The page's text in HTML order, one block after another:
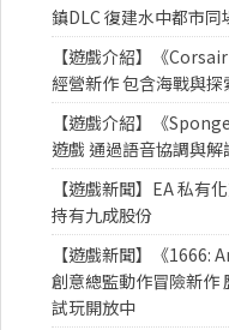
鎮DLC 復建水中都市
【遊戲介紹】《
經營新作 包含海戰與
【遊戲介紹】《
遊戲 通過語音協調與
【遊戲新聞】EA 私有
持有九成股份
【遊戲新聞】《1666:
創意總監動作冒險新作
試玩開放中